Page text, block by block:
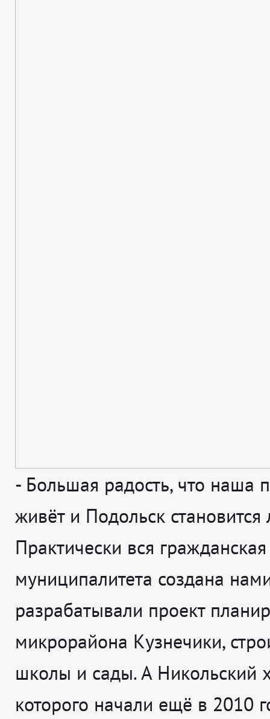
- Большая радость, что наша
живёт и Подольск становится
Практически вся
муниципалитета создана
разрабатывали проект
микрорайона Кузнечики,
школы и сады. А Никольский
которого начали ещё в 2010